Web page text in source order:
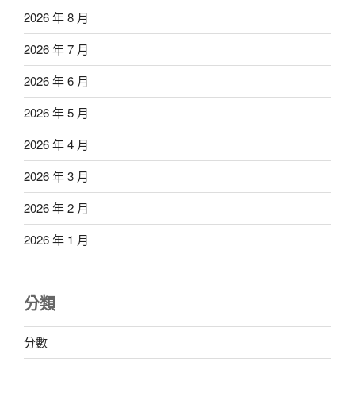
2026 年 8 月
2026 年 7 月
2026 年 6 月
2026 年 5 月
2026 年 4 月
2026 年 3 月
2026 年 2 月
2026 年 1 月
分類
分數